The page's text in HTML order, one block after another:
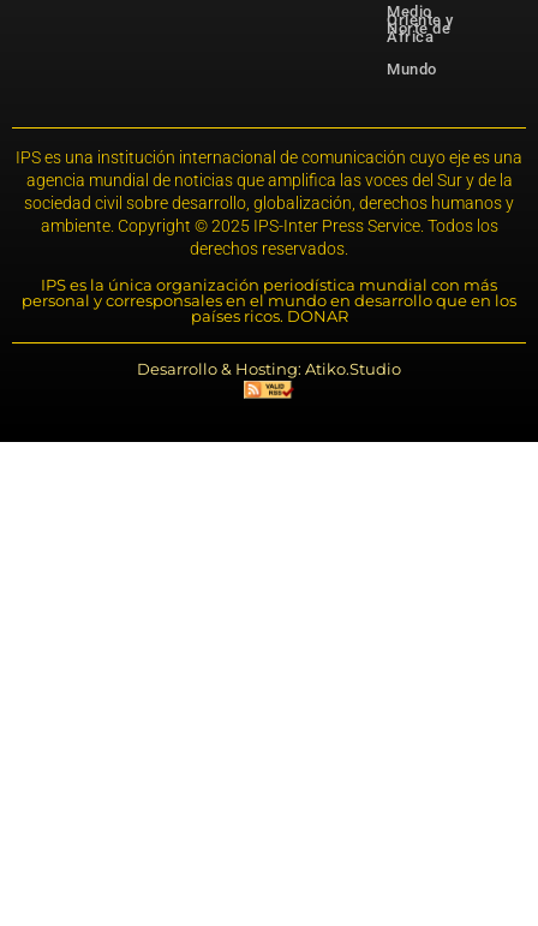
Medio
Oriente y
Norte de
África
Mundo
IPS es una institución internacional de comunicación cuyo eje es una
agencia mundial de noticias que amplifica las voces del Sur y de la
sociedad civil sobre desarrollo, globalización, derechos humanos y
ambiente. Copyright © 2025 IPS-Inter Press Service. Todos los
derechos reservados.
IPS es la única organización periodística mundial con más
personal y corresponsales en el mundo en desarrollo que en los
países ricos. DONAR
Desarrollo & Hosting: Atiko.Studio